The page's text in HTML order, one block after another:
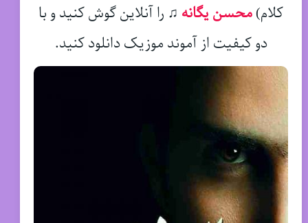
کلام)محسن یگانه ♫ را آنلاین گوش کنید و با
دو کیفیت از آموند موزیک دانلود کنید.